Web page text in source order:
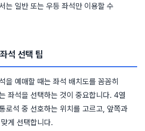
는 일반 또는 우등 좌석만 이용할 수
석 선택 팁
을 예매할 때는 좌석 배치도를 꼼꼼히
좌석을 선택하는 것이 중요합니다. 4열
로석 중 선호하는 위치를 고르고, 앞쪽과
게 선택합니다.